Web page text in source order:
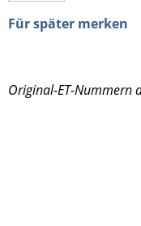
Für später merken
Original-ET-Nummern